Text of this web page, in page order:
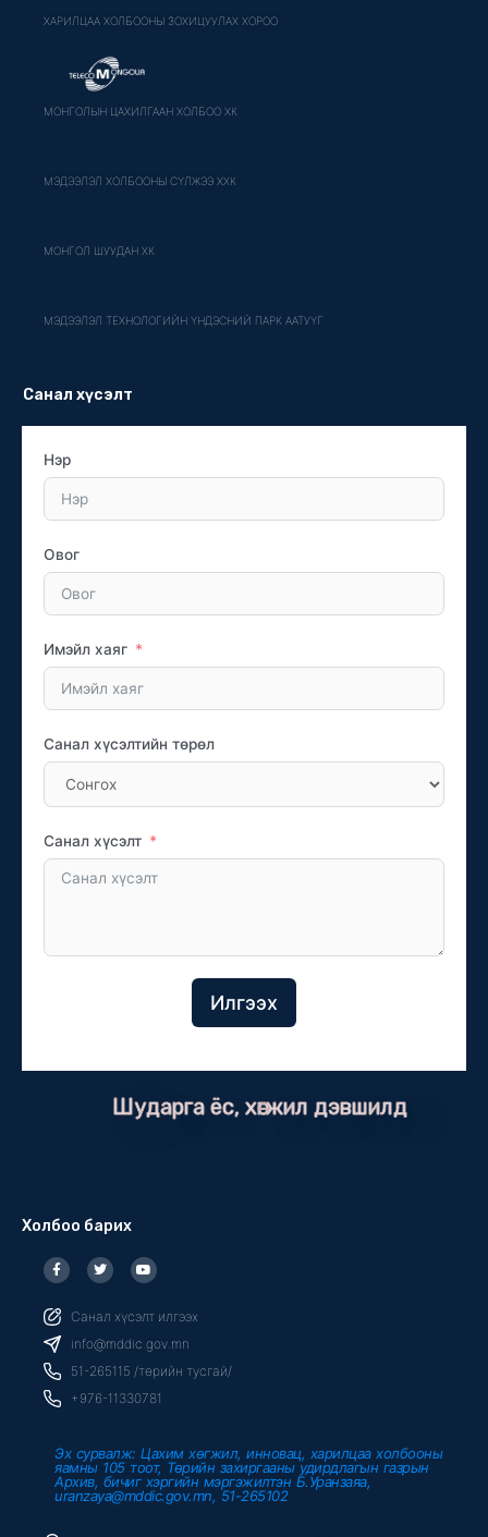
ХАРИЛЦАА ХОЛБООНЫ ЗОХИЦУУЛАХ ХОРОО
МОНГОЛЫН ЦАХИЛГААН ХОЛБОО ХК
МЭДЭЭЛЭЛ ХОЛБООНЫ СҮЛЖЭЭ ХХК
МОНГОЛ ШУУДАН ХК
МЭДЭЭЛЭЛ ТЕХНОЛОГИЙН ҮНДЭСНИЙ ПАРК ААТУҮГ
Санал хүсэлт
Нэр
Овог
Имэйл хаяг
Санал хүсэлтийн төрөл
Санал хүсэлт
Илгээх
Шударга ёс, хөгжил дэвшилд
Холбоо барих
F
a
c
b
o
o
k
f
T
w
i
t
r
Y
o
u
u
e
Санал хүсэлт илгээх
info@mddic.gov.mn
51-265115 /төрийн тусгай/
+976-11330781
Эх сурвалж: Цахим хөгжил, инновац, харилцаа холбооны
яамны 105 тоот, Төрийн захиргааны удирдлагын газрын
Архив, бичиг хэргийн мэргэжилтэн Б.Уранзаяа,
uranzaya@mddic.gov.mn, 51-265102